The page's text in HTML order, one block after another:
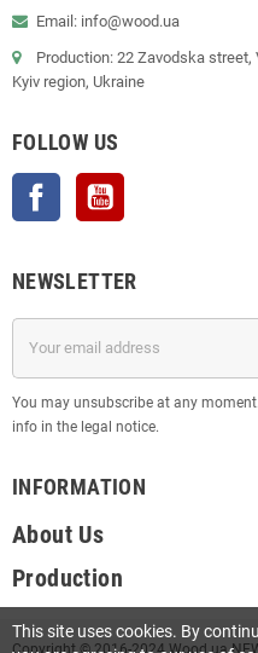
Email: info@wood.ua
Production: 22 Zavodska
Kyiv region, Ukraine
FOLLOW US
Facebook
NEWSLETTER
You may unsubscribe at any
info in the legal notice.
INFORMATION
About Us
Production
Copyright © 2016-2024 Wood.ua NEW
This site uses cookies. By